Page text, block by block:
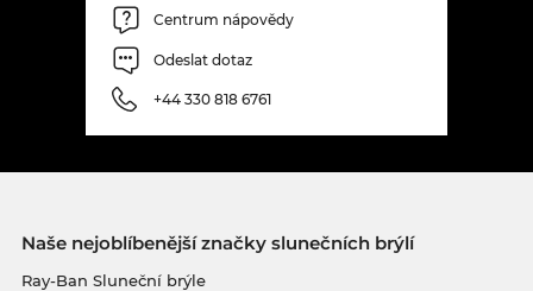
Centrum nápovědy
Odeslat dotaz
+44 330 818 6761
Naše nejoblíbenější značky slunečních brýlí
Ray-Ban Sluneční brýle